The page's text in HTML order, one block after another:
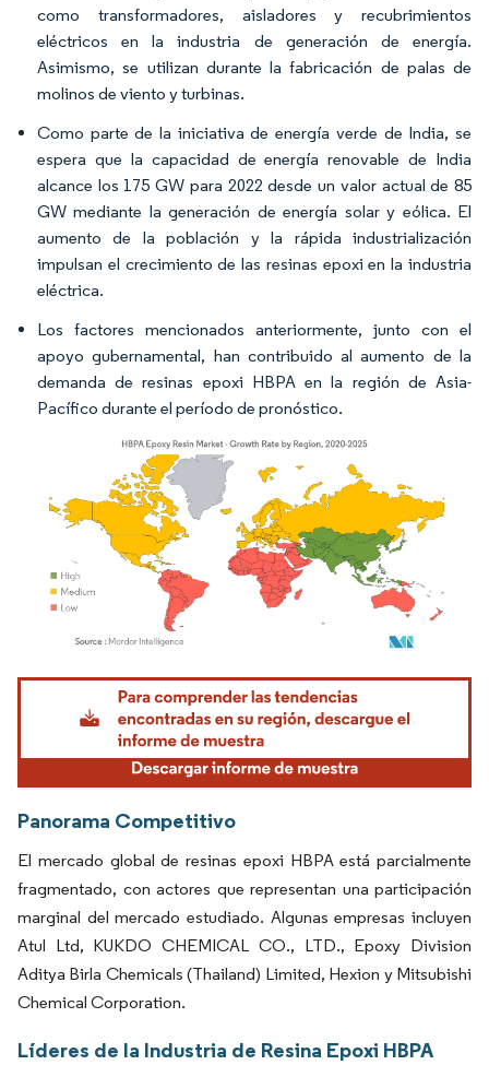
como transformadores, aisladores y recubrimientos
eléctricos en la industria de generación de energía.
Asimismo, se utilizan durante la fabricación de palas de
molinos de viento y turbinas.
Como parte de la iniciativa de energía verde de India, se
espera que la capacidad de energía renovable de India
alcance los 175 GW para 2022 desde un valor actual de 85
GW mediante la generación de energía solar y eólica. El
aumento de la población y la rápida industrialización
impulsan el crecimiento de las resinas epoxi en la industria
eléctrica.
Los factores mencionados anteriormente, junto con el
apoyo gubernamental, han contribuido al aumento de la
demanda de resinas epoxi HBPA en la región de Asia-
Pacífico durante el período de pronóstico.
Imagen © Mordor Intelligence. El uso requiere atribución según CC BY 4.0.
Panorama Competitivo
El mercado global de resinas epoxi HBPA está parcialmente
fragmentado, con actores que representan una participación
marginal del mercado estudiado. Algunas empresas incluyen
Atul Ltd, KUKDO CHEMICAL CO., LTD., Epoxy Division
Aditya Birla Chemicals (Thailand) Limited, Hexion y Mitsubishi
Chemical Corporation.
Líderes de la Industria de Resina Epoxi HBPA